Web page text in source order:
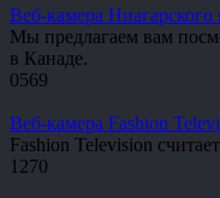
Веб-камера Ниагарского
Мы предлагаем вам
в Канаде.
0569
Веб-камера Fashion
Fashion Television
1 270